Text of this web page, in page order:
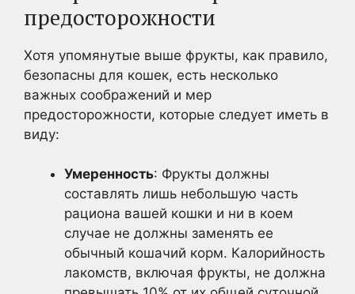
предосторожности
Хотя упомянутые выше фрукты, как правило,
безопасны для кошек, есть несколько
важных соображений и мер
предосторожности, которые следует иметь в
виду:
Умеренность: Фрукты должны
составлять лишь небольшую часть
рациона вашей кошки и ни в коем
случае не должны заменять ее
обычный кошачий корм. Калорийность
лакомств, включая фрукты, не должна